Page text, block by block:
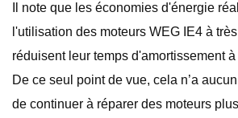
Il note que les économies d'énergie
l'utilisation des moteurs WEG IE4 à
réduisent leur temps d'amortissement
De ce seul point de vue, cela n’a
de continuer à réparer des moteurs